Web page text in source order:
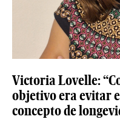
Victoria Lovelle:
objetivo era evitar
concepto de